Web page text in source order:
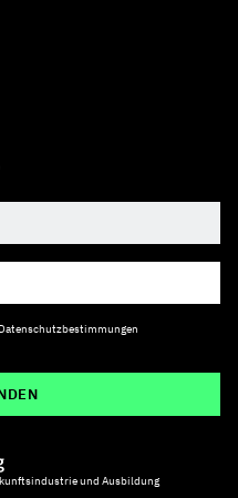
Datenschutzbestimmungen
und Ausbildung